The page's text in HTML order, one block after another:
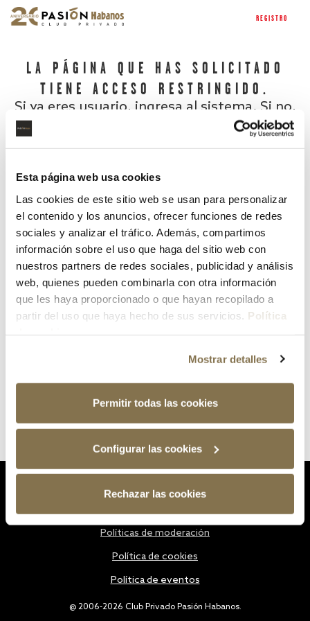
Esta página web usa cookies
Las cookies de este sitio web se usan para personalizar
el contenido y los anuncios, ofrecer funciones de redes
sociales y analizar el tráfico. Además, compartimos
información sobre el uso que haga del sitio web con
nuestros partners de redes sociales, publicidad y análisis
web, quienes pueden combinarla con otra información
que les haya proporcionado o que hayan recopilado a
partir del uso que haya hecho de sus servicios. Política
Mostrar detalles
Permitir todas las cookies
Configurar las cookies
Rechazar las cookies
REGISTRO
LA PÁGINA QUE HAS SOLICITADO
TIENE ACCESO RESTRINGIDO.
Si ya eres usuario, ingresa al sistema. Si no,
¿Has olvidado tu contraseña?
@ 2006-2026 Club Privado Pasión Habanos.
Políticas de moderación
Política de cookies
Política de eventos